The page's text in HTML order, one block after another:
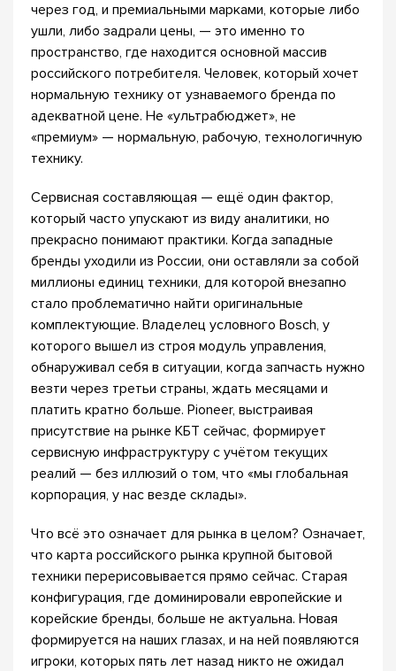
через год, и премиальными марками, которые либо
ушли, либо задрали цены, — это именно то
пространство, где находится основной массив
российского потребителя. Человек, который хочет
нормальную технику от узнаваемого бренда по
адекватной цене. Не «ультрабюджет», не
«премиум» — нормальную, рабочую, технологичную
технику.
Сервисная составляющая — ещё один фактор,
который часто упускают из виду аналитики, но
прекрасно понимают практики. Когда западные
бренды уходили из России, они оставляли за собой
миллионы единиц техники, для которой внезапно
стало проблематично найти оригинальные
комплектующие. Владелец условного Bosch, у
которого вышел из строя модуль управления,
обнаруживал себя в ситуации, когда запчасть нужно
везти через третьи страны, ждать месяцами и
платить кратно больше. Pioneer, выстраивая
присутствие на рынке КБТ сейчас, формирует
сервисную инфраструктуру с учётом текущих
реалий — без иллюзий о том, что «мы глобальная
корпорация, у нас везде склады».
Что всё это означает для рынка в целом? Означает,
что карта российского рынка крупной бытовой
техники перерисовывается прямо сейчас. Старая
конфигурация, где доминировали европейские и
корейские бренды, больше не актуальна. Новая
формируется на наших глазах, и на ней появляются
игроки, которых пять лет назад никто не ожидал